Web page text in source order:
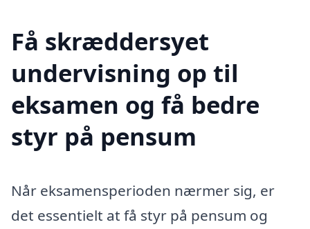
Få skræddersyet
undervisning op til
eksamen og få bedre
styr på pensum
Når eksamensperioden nærmer sig, er
det essentielt at få styr på pensum og